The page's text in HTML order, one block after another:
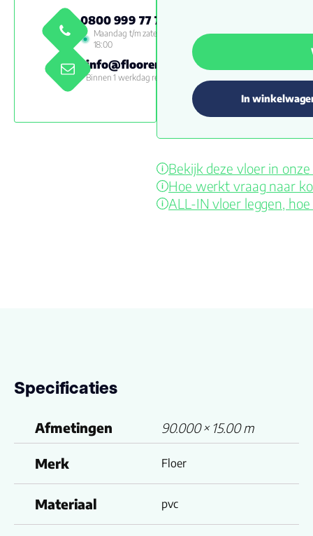
0800 999 77 79
Maandag t/m zaterdag 09:00 -
18:00
info@floorenmore.nl
Binnen 1 werkdag reactie
In
Bekijk deze vloer in
Hoe werkt vraag naar
ALL-IN vloer leggen,
Specificaties
Afmetingen 90.000 × 15.00 m
Merk Floer
Materiaal pvc